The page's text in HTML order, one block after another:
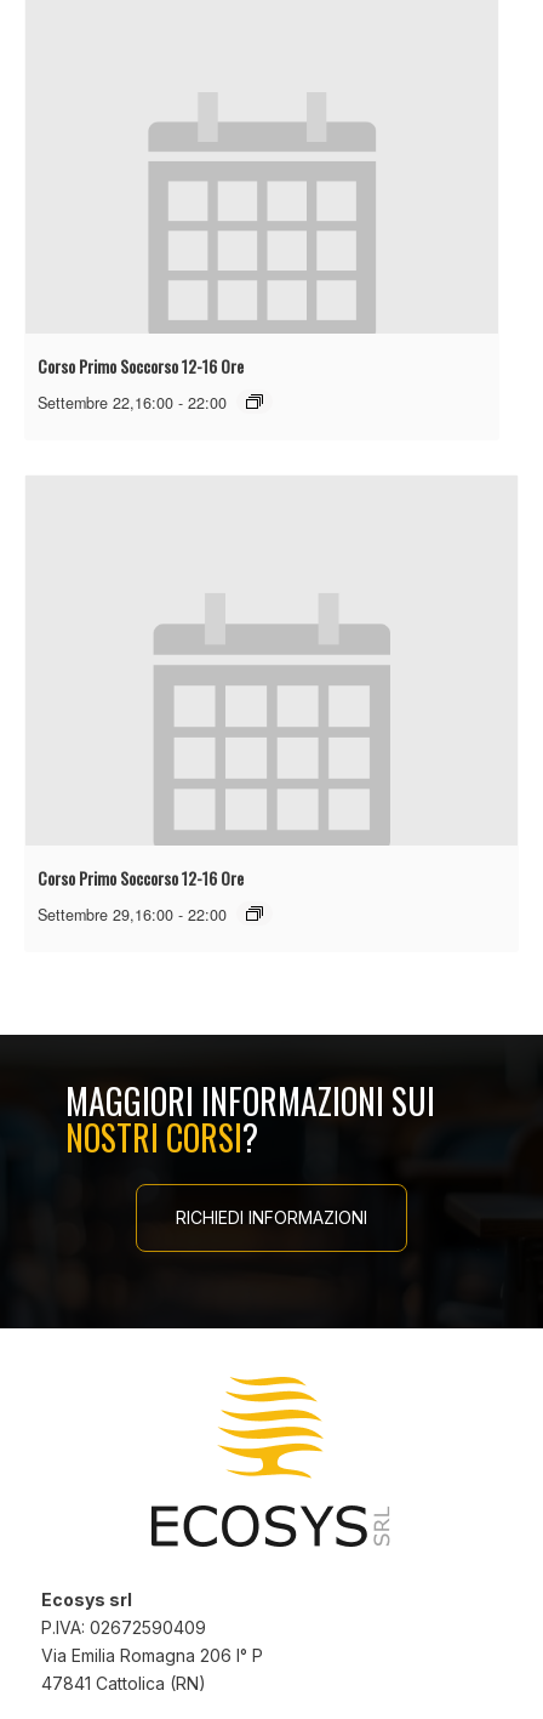
Corso Primo Soccorso 12-16 Ore
Settembre 22,16:00 - 22:00
Corso Primo Soccorso 12-16 Ore
Settembre 29,16:00 - 22:00
MAGGIORI INFORMAZIONI SUI
NOSTRI CORSI?
RICHIEDI INFORMAZIONI
Ecosys srl
P.IVA: 02672590409
Via Emilia Romagna 206 I° P
47841 Cattolica (RN)